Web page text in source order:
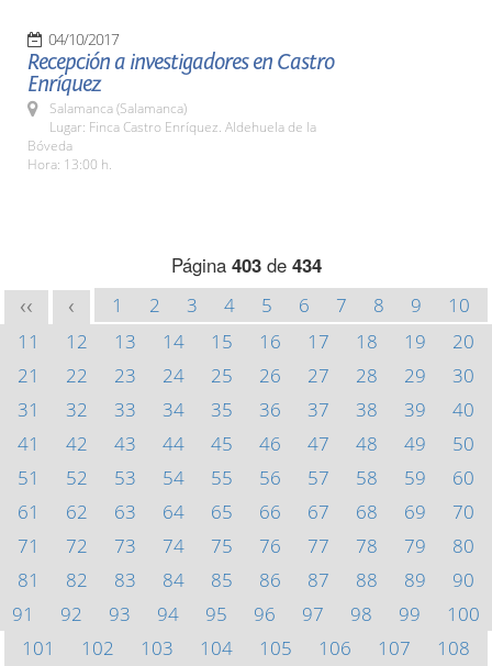
04/10/2017
Recepción a investigadores en Castro
Enríquez
Salamanca (Salamanca)
Lugar: Finca Castro Enríquez. Aldehuela de la
Bóveda
Hora: 13:00 h.
Página 403de 434
<< < 1 2 3 4 5 6 7 8 9
10
11
12 13 14 15 16 17 18 19
20
21
22 23 24 25 26 27 28 29
30
31
32 33 34 35 36 37 38 39
40
41
42 43 44 45 46 47 48 49
50
51
52 53 54 55 56 57 58 59
60
61
62 63 64 65 66 67 68 69
70
71
72 73 74 75 76 77 78 79
80
81
82 83 84 85 86 87 88 89
90
91
92 93 94 95 96 97 98 99
100
101
102 103 104 105 106 107
108